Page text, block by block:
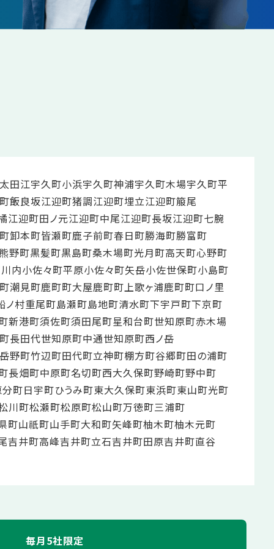
田江宇久町小浜宇久町神浦宇久町木場宇久町平
飯良坂江迎町猪調江迎町埋立江迎町箙尾
江迎町田ノ元江迎町中尾江迎町長坂江迎町七腕
卸本町皆瀬町鹿子前町春日町勝海町勝富町
野町黒髪町黒島町桑木場町光月町高天町心野町
内小佐々町平原小佐々町矢岳小佐世保町小島町
潮見町鹿町町大屋鹿町町上歌ヶ浦鹿町町口ノ里
ノ村重尾町島瀬町島地町清水町下宇戸町下京町
新港町須佐町須田尾町星和台町世知原町赤木場
長田代世知原町中通世知原町西ノ岳
岳野町竹辺町田代町立神町棚方町谷郷町田の浦町
長畑町中原町名切町西大久保町野崎町野中町
町日宇町ひうみ町東大久保町東浜町東山町光町
川町松瀬町松原町松山町万徳町三浦町
町山祇町山手町大和町矢峰町柚木町柚木元町
吉井町高峰吉井町立石吉井町田原吉井町直谷
毎月5社限定